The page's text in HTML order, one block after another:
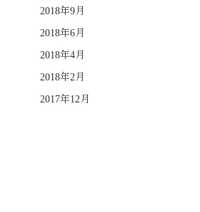
2018年9月
2018年6月
2018年4月
2018年2月
2017年12月